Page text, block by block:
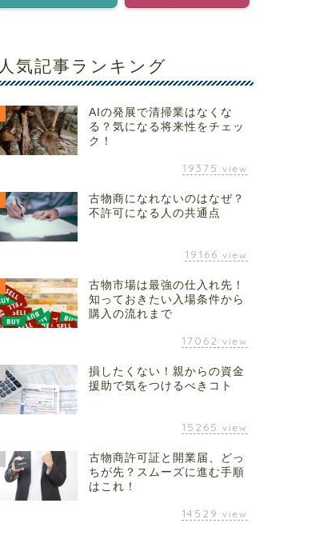
人気記事ランキング
AIの発展で清掃業はなくな
る？気になる将来性をチェッ
ク！
19375 view
古物商になれないのはなぜ？
不許可になる人の共通点
19166 view
古物市場は最強の仕入れ先！
知っておきたい入場条件から
購入の流れまで
17062 view
損したくない！親からの資金
援助で気をつけるべきコト
15265 view
古物商許可証と開業届、どっ
ちが先？スムーズに進む手順
はこれ！
14529 view